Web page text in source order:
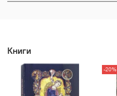
Книги
-20%